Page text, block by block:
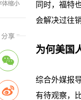
同时，福特
会解决过往
为何美国
综合外媒报
有待观察，